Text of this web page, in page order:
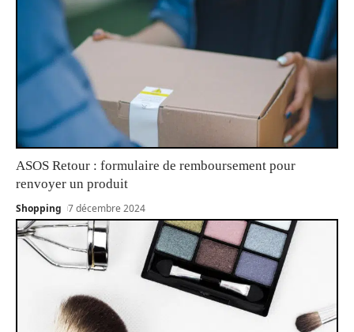
ASOS Retour : formulaire de remboursement pour
renvoyer un produit
Shopping 7 décembre 2024